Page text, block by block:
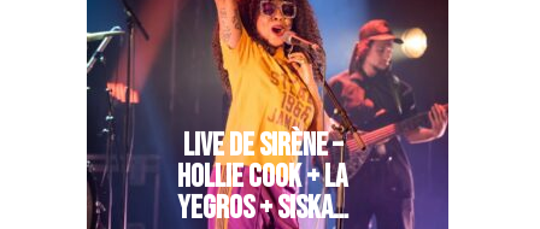
LIVE DE SIRÈNE –
HOLLIE COOK + LA
YEGROS + SISKA…